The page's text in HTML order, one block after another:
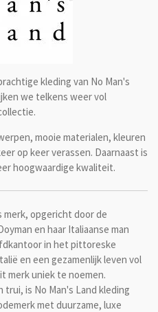
kleding van No Man's
we telkens weer vol
mooie materialen, kleuren
op keer verassen. Daarnaast is
hoogwaardige kwaliteit.
merk, opgericht door de
en haar Italiaanse man
in het pittoreske
en een gezamenlijk leven vol
merk uniek te noemen.
is No Man's Land kleding
met duurzame, luxe